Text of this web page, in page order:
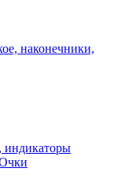
наконечники,
индикаторы